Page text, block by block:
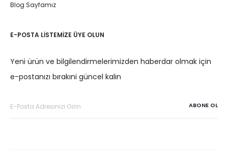
Blog Sayfamız
E-POSTA LISTEMIZE ÜYE OLUN
Yeni ürün ve bilgilendirmelerimizden haberdar olmak için
e-postanızı bırakıni güncel kalın